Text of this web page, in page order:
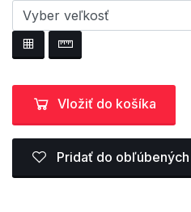
Vložiť do košíka
Pridať do obľúbených